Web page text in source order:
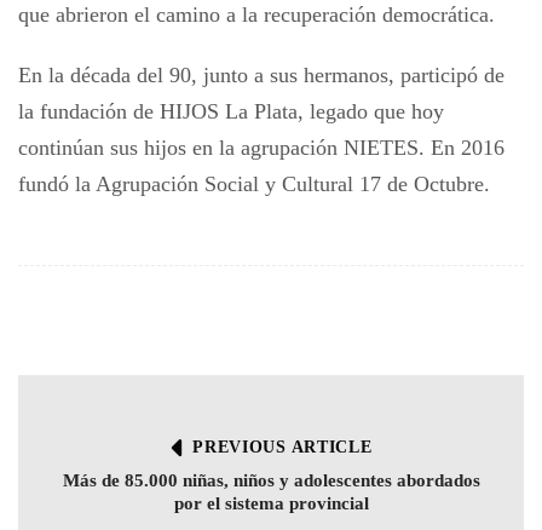
que abrieron el camino a la recuperación democrática.
En la década del 90, junto a sus hermanos, participó de
la fundación de HIJOS La Plata, legado que hoy
continúan sus hijos en la agrupación NIETES. En 2016
fundó la Agrupación Social y Cultural 17 de Octubre.
PREVIOUS ARTICLE
Más de 85.000 niñas, niños y adolescentes abordados
por el sistema provincial